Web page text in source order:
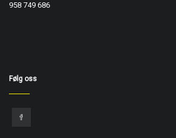
958 749 686
Følg oss